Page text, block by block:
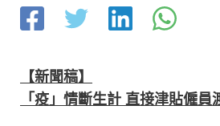
【新聞稿】
「疫」情斷生計 直接津貼僱員